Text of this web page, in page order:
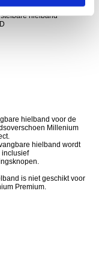
zool
hielband
hielband voor de
Millenium
hielband wordt
inclusief
is niet geschikt voor
Premium.